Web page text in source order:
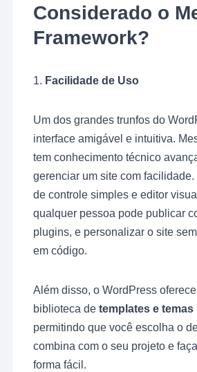
Considerado o
Framework?
1. Facilidade de Uso
Um dos grandes trunfos do
interface amigável e intuitiva.
tem conhecimento técnico
gerenciar um site com facilidade.
de controle simples e editor
qualquer pessoa pode publicar
plugins, e personalizar o site
em código.
Além disso, o WordPress
biblioteca detemplates e
permitindo que você escolha o
combina com o seu projeto e
forma fácil.